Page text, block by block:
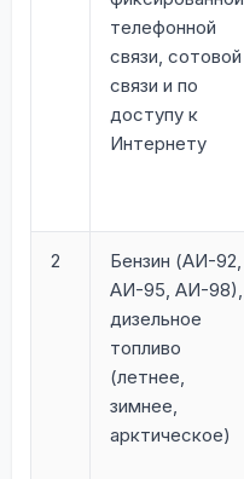
телефонной
связи, сотовой
связи и по
доступу к
Интернету
2
Бензин (АИ-92,
АИ-95, АИ-98),
дизельное
топливо
(летнее,
зимнее,
арктическое)